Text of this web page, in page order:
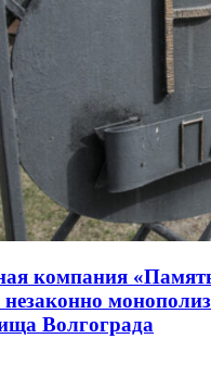
компания
незаконно
Волгограда